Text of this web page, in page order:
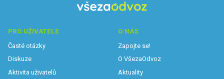
PRO UŽIVATELE
Časté otázky
Diskuze
Aktivita uživatelů
O NÁS
Zapojte se!
O VšezaOdvoz
Aktuality